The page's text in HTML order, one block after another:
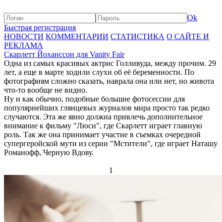
Ok
Быстрая регистрация
НОВОСТИ КОММЕНТАРИИ СТАТИСТИКА О САЙТЕ И
РЕКЛАМА
Скарлетт Йоханссон для Vanity Fair
Одна из самых красивых актрис Голливуда, между прочим. 29
лет, а еще в марте ходили слухи об её беременности. По
фотографиям сложно сказать, наврала она или нет, но живота
что-то вообще не видно.
Ну и как обычно, подобные большие фотосессии для
популярнейших глянцевых журналов мира просто так редко
случаются. Эта же явно должна привлечь дополнительное
внимание к фильму "Люси", где Скарлетт играет главную
роль. Так же она принимает участие в съемках очередной
супергеройской мути из серии "Мстители", где играет Наташу
Романофф, Черную Вдову.
1